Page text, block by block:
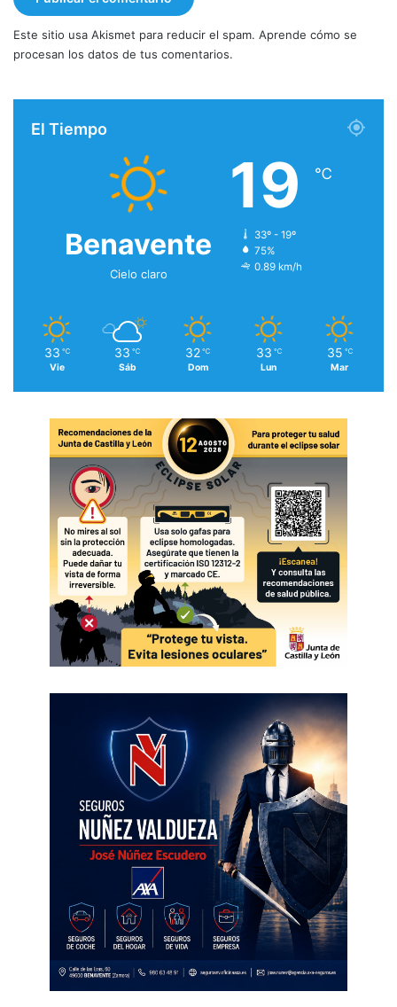
Este sitio usa Akismet para reducir el spam. Aprende cómo se
procesan los datos de tus comentarios.
El Tiempo
Benavente
Cielo claro
19 ℃
33º - 19º
75%
0.89 km/h
33 ℃
Vie
33 ℃
Sáb
32 ℃
Dom
33 ℃
Lun
35 ℃
Mar